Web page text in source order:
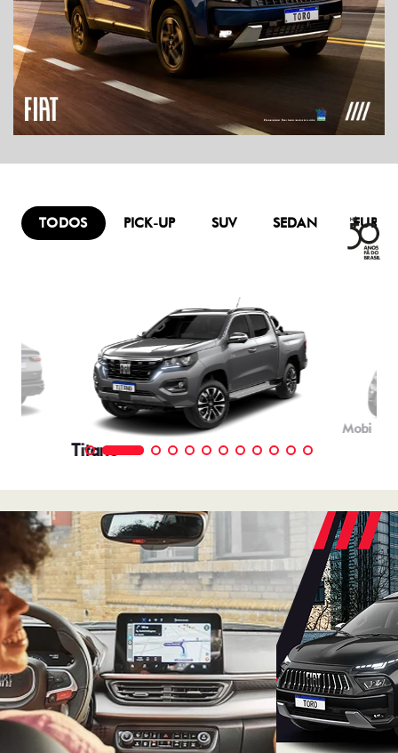
Fiat Guaracar Veranópolis
Rua Alfredo Chaves, 30 - Centro
Veranópolis - Rio Grande do Sul
Como chegar
TELEFONE
(54) 3441-1595
HORÁRIOS DE FUNCIONAMENTO
GERAL
De segunda a sexta, das 8h às 12h e das 13h30 às 18h.
Mais informações sobre essa loja